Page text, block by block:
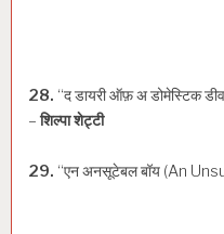
28. “द डायरी ऑफ़ अ डोमेस्टिक
–शिल्पा शेट्टी
29. “एन अनसूटेबल बॉय (An